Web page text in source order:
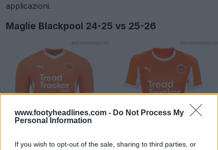
www.footyheadlines.com - Do Not Process My
Personal Information
If you wish to opt-out of the sale, sharing to third parties, or
applicazioni.
Maglie Blackpool 24-25 vs 25-26